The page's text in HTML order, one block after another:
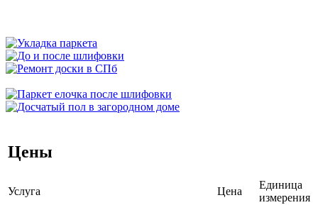
Цены
Услуга Цена
Единица
измерения